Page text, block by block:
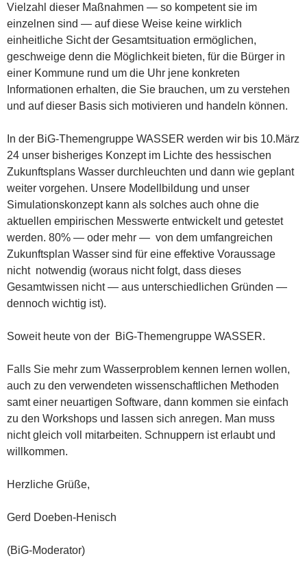
Vielzahl dieser Maßnahmen — so kompetent sie im
einzelnen sind — auf diese Weise keine wirklich
einheitliche Sicht der Gesamtsituation ermöglichen,
geschweige denn die Möglichkeit bieten, für die Bürger in
einer Kommune rund um die Uhr jene konkreten
Informationen erhalten, die Sie brauchen, um zu verstehen
und auf dieser Basis sich motivieren und handeln können.
In der BiG-Themengruppe WASSER werden wir bis 10.März
24 unser bisheriges Konzept im Lichte des hessischen
Zukunftsplans Wasser durchleuchten und dann wie geplant
weiter vorgehen. Unsere Modellbildung und unser
Simulationskonzept kann als solches auch ohne die
aktuellen empirischen Messwerte entwickelt und getestet
werden. 80% — oder mehr — von dem umfangreichen
Zukunftsplan Wasser sind für eine effektive Voraussage
nicht notwendig (woraus nicht folgt, dass dieses
Gesamtwissen nicht — aus unterschiedlichen Gründen —
dennoch wichtig ist).
Soweit heute von der BiG-Themengruppe WASSER.
Falls Sie mehr zum Wasserproblem kennen lernen wollen,
auch zu den verwendeten wissenschaftlichen Methoden
samt einer neuartigen Software, dann kommen sie einfach
zu den Workshops und lassen sich anregen. Man muss
nicht gleich voll mitarbeiten. Schnuppern ist erlaubt und
willkommen.
Herzliche Grüße,
Gerd Doeben-Henisch
(BiG-Moderator)